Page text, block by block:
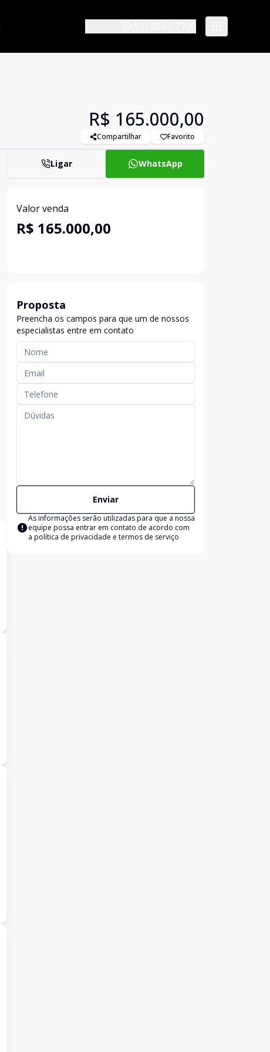
R$ 165.000,00
Compartilhar Favorito
Ligar WhatsApp
Valor venda
R$ 165.000,00
Proposta
Preencha os campos para que um de nossos
especialistas entre em contato
Enviar
As informações serão utilizadas para que a nossa
equipe possa entrar em contato de acordo com
a política de privacidade e termos de serviço